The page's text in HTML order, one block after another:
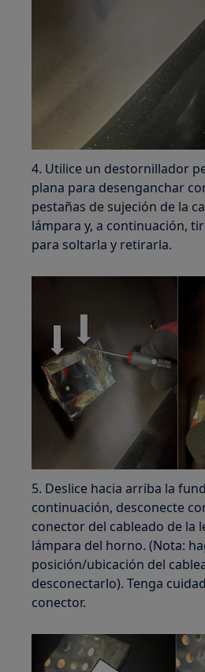
4. Utilice un destornillador
plana para desenganchar
pestañas de sujeción de la
lámpara y, a continuación,
para soltarla y retirarla.
5. Deslice hacia arriba la
continuación, desconecte
conector del cableado de la
lámpara del horno. (Nota:
posición/ubicación del
desconectarlo). Tenga
conector.